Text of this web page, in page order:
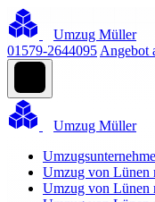
Umzug Müller
01579-2644095 Angebot
Umzug Müller
Umzug von Lünen
Umzug von Lünen